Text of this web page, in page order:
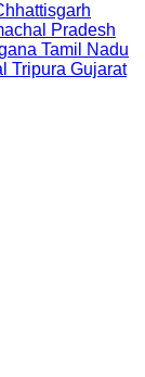
Pradesh
Tamil Nadu
Tripura Gujarat